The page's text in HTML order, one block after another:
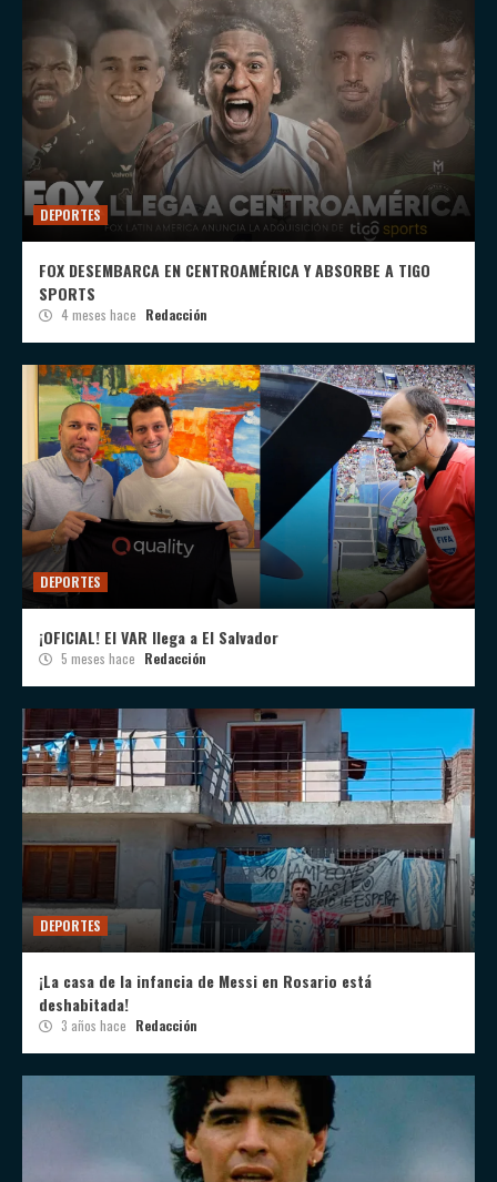
DEPORTES
FOX DESEMBARCA EN CENTROAMÉRICA Y ABSORBE A TIGO
SPORTS
4 meses hace Redacción
DEPORTES
¡OFICIAL! El VAR llega a El Salvador
5 meses hace Redacción
DEPORTES
¡La casa de la infancia de Messi en Rosario está
deshabitada!
3 años hace Redacción